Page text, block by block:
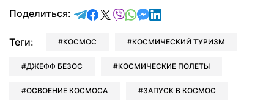
Поделиться: отправить в Telegram
поделиться в Facebook
поделиться в X
отправить в Viber
отправить в Whatsapp
отправить в Messenger
отправить в LinkedIn
Теги: КОСМОС КОСМИЧЕСКИЙ ТУРИЗМ
ДЖЕФФ БЕЗОС КОСМИЧЕСКИЕ ПОЛЕТЫ
ОСВОЕНИЕ КОСМОСА ЗАПУСК В КОСМОС